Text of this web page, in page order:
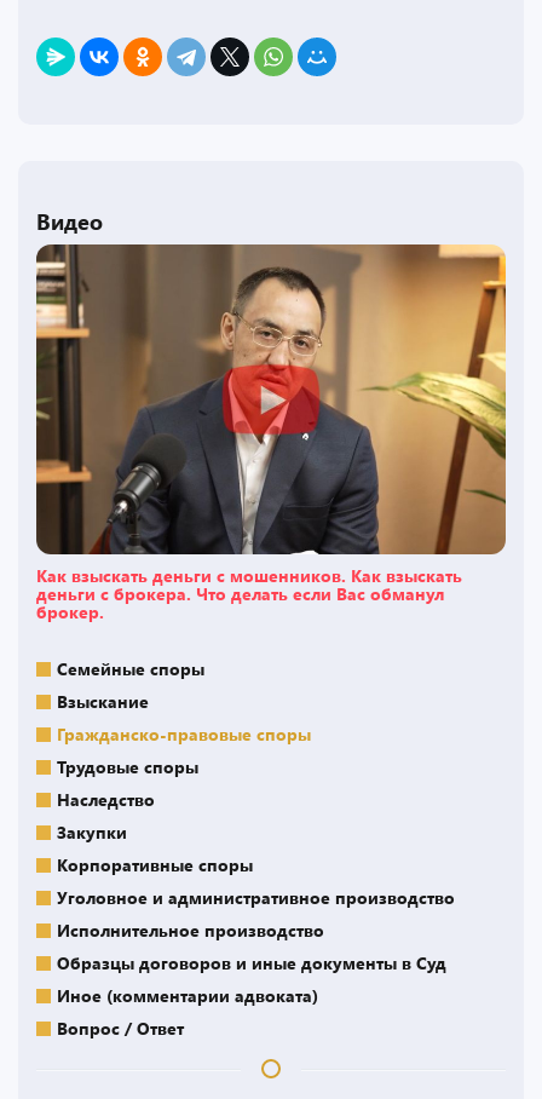
Видео
Как взыскать деньги с мошенников. Как взыскать
деньги с брокера. Что делать если Вас обманул
брокер.
Семейные споры
Взыскание
Гражданско-правовые споры
Трудовые споры
Наследство
Закупки
Корпоративные споры
Уголовное и административное производство
Исполнительное производство
Образцы договоров и иные документы в Суд
Иное (комментарии адвоката)
Вопрос / Ответ